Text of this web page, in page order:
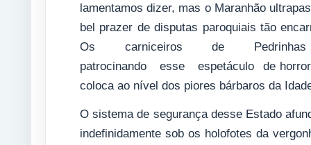
lamentamos dizer, mas o Maranhão
bel prazer de disputas paroquiais tão
Os carniceiros de
patrocinando esse espetáculo de horror
coloca ao nível dos piores bárbaros da
O sistema de segurança desse Estado
indefinidamente sob os holofotes da